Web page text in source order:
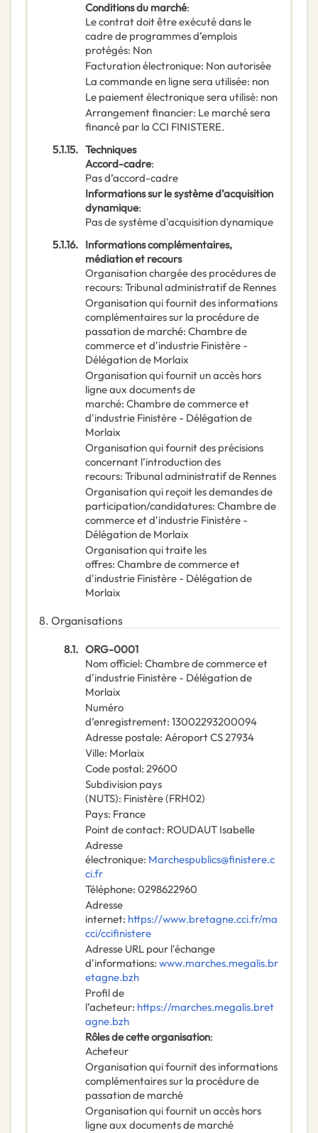
Conditions du marché:
Le contrat doit être exécuté dans le
cadre de programmes d’emplois
protégés: Non
Facturation électronique: Non autorisée
La commande en ligne sera utilisée: non
Le paiement électronique sera utilisé: non
Arrangement financier: Le marché sera
financé par la CCI FINISTERE.
5.1.15. Techniques
Accord-cadre:
Pas d’accord-cadre
Informations sur le système d’acquisition
dynamique:
Pas de système d’acquisition dynamique
5.1.16. Informations complémentaires,
médiation et recours
Organisation chargée des procédures de
recours: Tribunal administratif de Rennes
Organisation qui fournit des informations
complémentaires sur la procédure de
passation de marché: Chambre de
commerce et d'industrie Finistère -
Délégation de Morlaix
Organisation qui fournit un accès hors
ligne aux documents de
marché: Chambre de commerce et
d'industrie Finistère - Délégation de
Morlaix
Organisation qui fournit des précisions
concernant l’introduction des
recours: Tribunal administratif de Rennes
Organisation qui reçoit les demandes de
participation/candidatures: Chambre de
commerce et d'industrie Finistère -
Délégation de Morlaix
Organisation qui traite les
offres: Chambre de commerce et
d'industrie Finistère - Délégation de
Morlaix
8. Organisations
8.1. ORG-0001
Nom officiel: Chambre de commerce et
d'industrie Finistère - Délégation de
Morlaix
Numéro
d’enregistrement: 13002293200094
Adresse postale: Aéroport CS 27934
Ville: Morlaix
Code postal: 29600
Subdivision pays
(NUTS): Finistère(FRH02)
Pays: France
Point de contact: ROUDAUT Isabelle
Adresse
électronique: Marchespublics@finistere.c
ci.fr
Téléphone: 0298622960
Adresse
internet: https://www.bretagne.cci.fr/ma
cci/ccifinistere
Adresse URL pour l'échange
d'informations: www.marches.megalis.br
etagne.bzh
Profil de
l’acheteur: https://marches.megalis.bret
agne.bzh
Rôles de cette organisation:
Acheteur
Organisation qui fournit des informations
complémentaires sur la procédure de
passation de marché
Organisation qui fournit un accès hors
ligne aux documents de marché